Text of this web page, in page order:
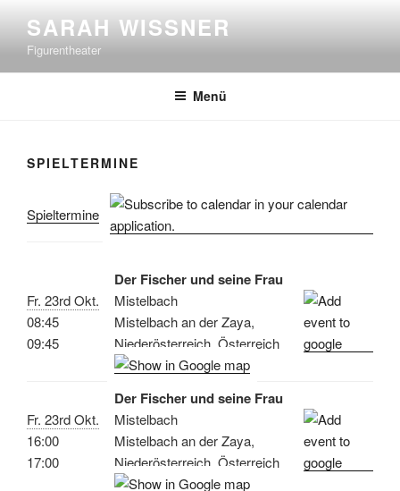
Inhalt
springen
SARAH WISSNER
Figurentheater
Menü
SPIELTERMINE
Spieltermine
Fr. 23rd Okt.
08:45
09:45
Der Fischer und seine Frau
Mistelbach
Mistelbach an der Zaya,
Niederösterreich, Österreich
Fr. 23rd Okt.
16:00
17:00
Der Fischer und seine Frau
Mistelbach
Mistelbach an der Zaya,
Niederösterreich, Österreich